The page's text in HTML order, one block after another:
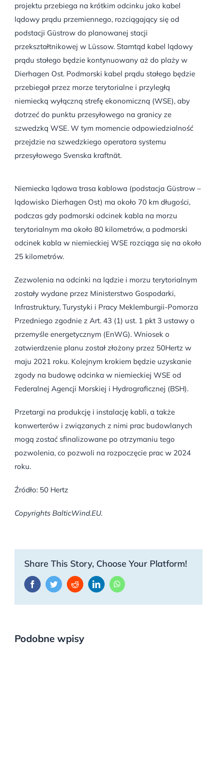
projektu przebiega na krótkim odcinku jako kabel
lądowy prądu przemiennego, rozciągający się od
podstacji Güstrow do planowanej stacji
przekształtnikowej w Lüssow. Stamtąd kabel lądowy
prądu stałego będzie kontynuowany aż do plaży w
Dierhagen Ost. Podmorski kabel prądu stałego będzie
przebiegał przez morze terytorialne i przyległą
niemiecką wyłączną strefę ekonomiczną (WSE), aby
dotrzeć do punktu przesyłowego na granicy ze
szwedzką WSE. W tym momencie odpowiedzialność
przejdzie na szwedzkiego operatora systemu
przesyłowego Svenska kraftnät.
Niemiecka lądowa trasa kablowa (podstacja Güstrow –
lądowisko Dierhagen Ost) ma około 70 km długości,
podczas gdy podmorski odcinek kabla na morzu
terytorialnym ma około 80 kilometrów, a podmorski
odcinek kabla w niemieckiej WSE rozciąga się na około
25 kilometrów.
Zezwolenia na odcinki na lądzie i morzu terytorialnym
zostały wydane przez Ministerstwo Gospodarki,
Infrastruktury, Turystyki i Pracy Meklemburgii-Pomorza
Przedniego zgodnie z Art. 43 (1) ust. 1 pkt 3 ustawy o
przemyśle energetycznym (EnWG). Wniosek o
zatwierdzenie planu został złożony przez 50Hertz w
maju 2021 roku. Kolejnym krokiem będzie uzyskanie
zgody na budowę odcinka w niemieckiej WSE od
Federalnej Agencji Morskiej i Hydrograficznej (BSH).
Przetargi na produkcję i instalację kabli, a także
konwerterów i związanych z nimi prac budowlanych
mogą zostać sfinalizowane po otrzymaniu tego
pozwolenia, co pozwoli na rozpoczęcie prac w 2024
roku.
Źródło: 50 Hertz
Copyrights BalticWind.EU.
Share This Story, Choose Your Platform!
FacebookTwitterRedditLinkedInWhatsApp
Podobne wpisy